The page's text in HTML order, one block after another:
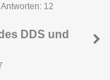
12
DDS und